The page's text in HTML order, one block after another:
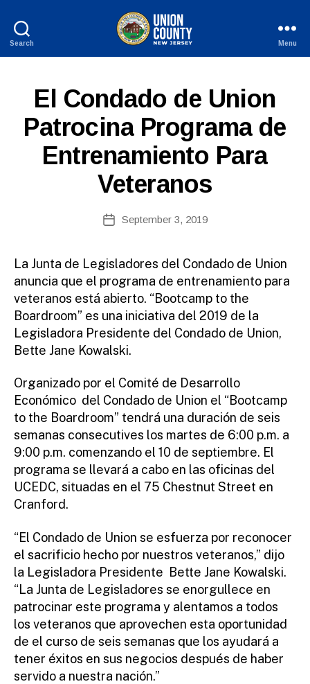
Search
New
Jersey
Menu
Categories
S
El Condado de Union
Patrocina Programa de
Entrenamiento Para
Veteranos
author
B
y
W
e
b
Si
d
ini
ra
to
r
PostSeptember 3, 2019
La Junta de Legisladores del Condado de Union
anuncia que el programa de entrenamiento para
veteranos está abierto. “Bootcamp to the
Boardroom” es una iniciativa del 2019 de la
Legisladora Presidente del Condado de Union,
Bette Jane Kowalski.
Organizado por el Comité de Desarrollo
Económico del Condado de Union el “Bootcamp
to the Boardroom” tendrá una duración de seis
semanas consecutives los martes de 6:00 p.m. a
9:00 p.m. comenzando el 10 de septiembre. El
programa se llevará a cabo en las oficinas del
UCEDC, situadas en el 75 Chestnut Street en
Cranford.
“El Condado de Union se esfuerza por reconocer
el sacrificio hecho por nuestros veteranos,” dijo
la Legisladora Presidente Bette Jane Kowalski.
“La Junta de Legisladores se enorgullece en
patrocinar este programa y alentamos a todos
los veteranos que aprovechen esta oportunidad
de el curso de seis semanas que los ayudará a
tener éxitos en sus negocios después de haber
servido a nuestra nación.”